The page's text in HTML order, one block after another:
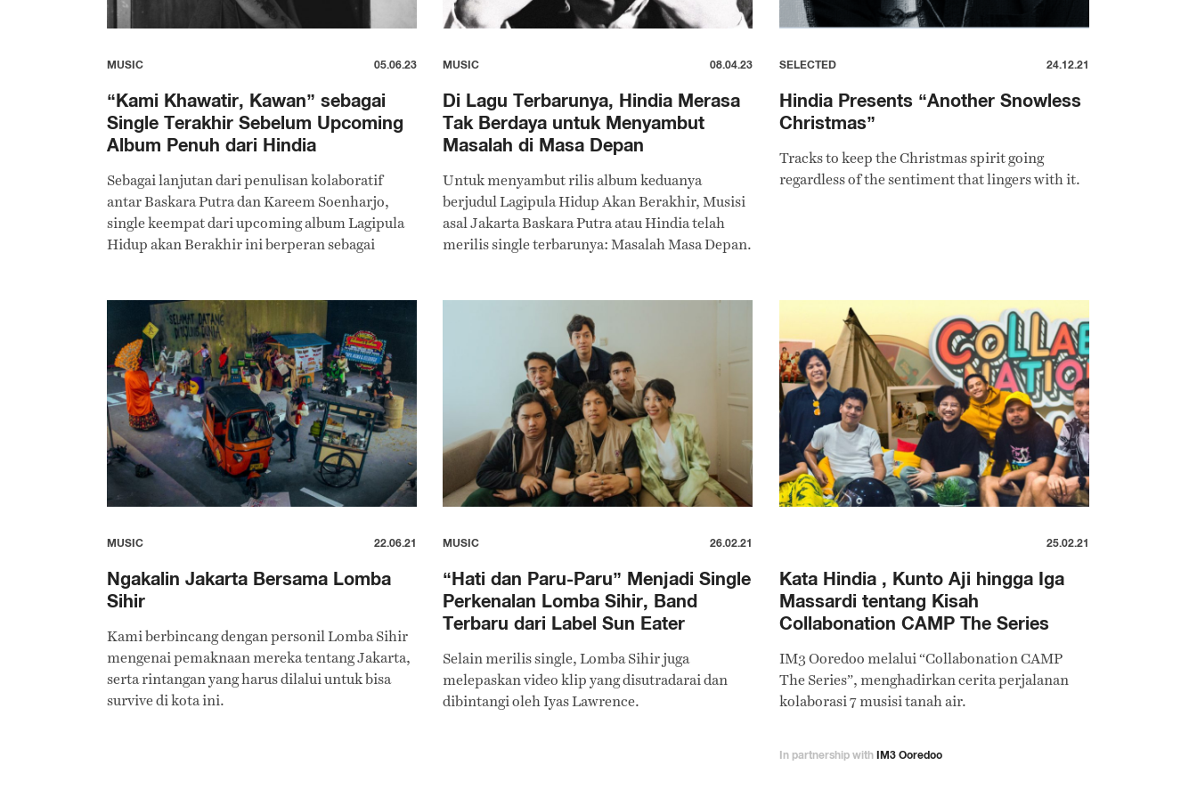
MUSIC 05.06.23
“Kami Khawatir, Kawan” sebagai
Single Terakhir Sebelum Upcoming
Album Penuh dari Hindia
Sebagai lanjutan dari penulisan kolaboratif
antar Baskara Putra dan Kareem Soenharjo,
single keempat dari upcoming album Lagipula
Hidup akan Berakhir ini berperan sebagai
MUSIC 08.04.23
Di Lagu Terbarunya, Hindia Merasa
Tak Berdaya untuk Menyambut
Masalah di Masa Depan
Untuk menyambut rilis album keduanya
berjudul Lagipula Hidup Akan Berakhir, Musisi
asal Jakarta Baskara Putra atau Hindia telah
merilis single terbarunya: Masalah Masa Depan.
SELECTED 24.12.21
Hindia Presents “Another Snowless
Christmas”
Tracks to keep the Christmas spirit going
regardless of the sentiment that lingers with it.
MUSIC 22.06.21
Ngakalin Jakarta Bersama Lomba
Sihir
Kami berbincang dengan personil Lomba Sihir
mengenai pemaknaan mereka tentang Jakarta,
serta rintangan yang harus dilalui untuk bisa
survive di kota ini.
MUSIC 26.02.21
“Hati dan Paru-Paru” Menjadi Single
Perkenalan Lomba Sihir, Band
Terbaru dari Label Sun Eater
Selain merilis single, Lomba Sihir juga
melepaskan video klip yang disutradarai dan
dibintangi oleh Iyas Lawrence.
25.02.21
Kata Hindia , Kunto Aji hingga Iga
Massardi tentang Kisah
Collabonation CAMP The Series
IM3 Ooredoo melalui “Collabonation CAMP
The Series”, menghadirkan cerita perjalanan
kolaborasi 7 musisi tanah air.
In partnership with IM3 Ooredoo